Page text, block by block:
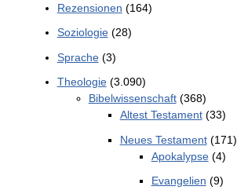
Rezensionen (164)
Soziologie(28)
Sprache(3)
Theologie(3.090)
Bibelwissenschaft(368)
Altest Testament(33)
Neues Testament(171)
Apokalypse(4)
Evangelien (9)